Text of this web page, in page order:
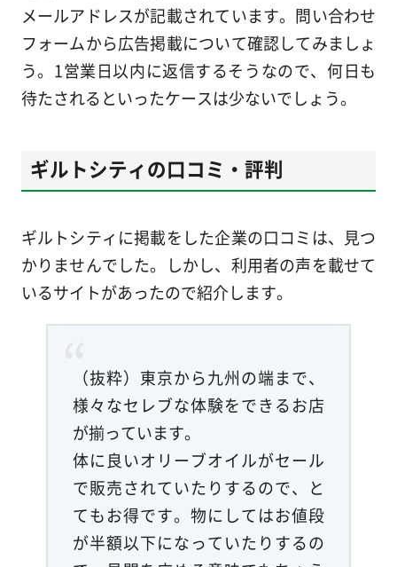
メールアドレスが記載されています。問い合わせ
フォームから広告掲載について確認してみましょ
う。1営業日以内に返信するそうなので、何日も
待たされるといったケースは少ないでしょう。
ギルトシティの口コミ・評判
ギルトシティに掲載をした企業の口コミは、見つ
かりませんでした。しかし、利用者の声を載せて
いるサイトがあったので紹介します。
（抜粋）東京から九州の端まで、
様々なセレブな体験をできるお店
が揃っています。
体に良いオリーブオイルがセール
で販売されていたりするので、と
てもお得です。物にしてはお値段
が半額以下になっていたりするの